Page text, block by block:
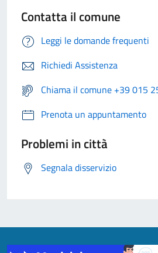
Contatta il comune
Leggi le domande frequenti
Richiedi Assistenza
Chiama il comune +39 015
Prenota un appuntamento
Problemi in città
Segnala disservizio